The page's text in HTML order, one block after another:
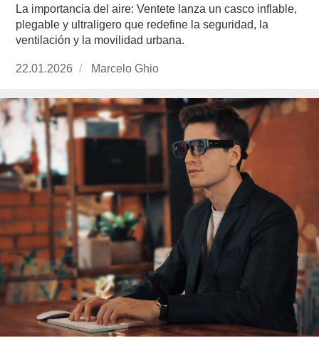
La importancia del aire: Ventete lanza un casco inflable,
plegable y ultraligero que redefine la seguridad, la
ventilación y la movilidad urbana.
Publicado
22.01.2026
https://www.experimenta.es/author/marcelo-
Marcelo Ghio